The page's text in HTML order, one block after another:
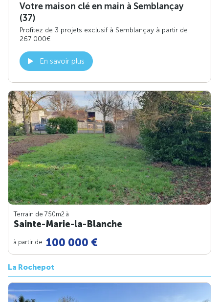
Votre maison clé en main à Semblançay
(37)
Profitez de 3 projets exclusif à Semblançay à partir de
267 000€
En savoir plus
Terrain de 750m2 à
Sainte-Marie-la-Blanche
à partir de 100 000 €
La Rochepot